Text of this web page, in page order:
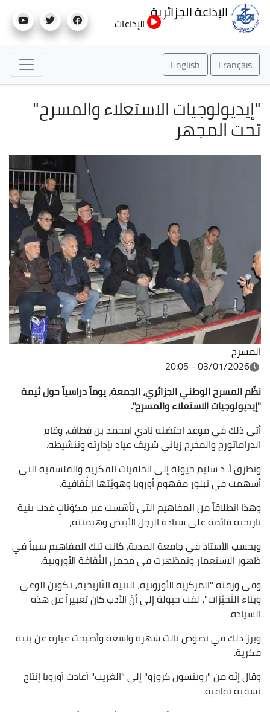
إلى
الإذاعة الجزائرية
الإذاعات
Français
English
"إيديولوجيات الاستعلاء والمسرح"
تحت المجهر
المسرح
03/01/2026 - 20:05
نظّم المسرح الوطني الجزائري، الجمعة، يوماً دراسياً حول ثيمة
"إيديولوجيات الاستعلاء والمسرح".
أتى ذلك في موعد احتضنه نادي امحمد بن قطاف، وقام
الدراماتورج والمخرج زياني شريف عياد بإدارته وتنشيطه.
وتطرق أ. د سليم حيولة إلى الخلفيات الفكرية والفلسفية التي
أسهمت في تبلور مفهوم أوروبا وهويّتها الثّقافية.
وهذا انطلاقاً من المفاهيم التي تأسّست عبر مكوّناتٍ غدت بنية
تاريخية قائمة على سيادة الرجل الأبيض وهيمنته،
وبحسب الأستاذ في جامعة المدية، كانت تلك المفاهيم سبباً في
ظهور الاستعمار وتمظهرت في مجمل الثّقافة الأوروبية.
وفي ورقته "المركزية الأوروبية، البنية التّاريخية، تكوين الوعي
وبناء التّحيّزات"، لفت حيولة إلى أنّ الأدب كان تعبيراً عن هذه
السيادة.
وبرز ذلك في نصوص نالت شهرة واسعة وأصبحت عبارة عن بنية
فكرية.
وقال إنّه من "روبنسون كروزو" إلى "الغريب" أعادت أوروبا إنتاج
نسقية ثقافية.